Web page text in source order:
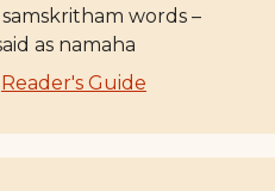
words –
as namaha
Reader's Guide